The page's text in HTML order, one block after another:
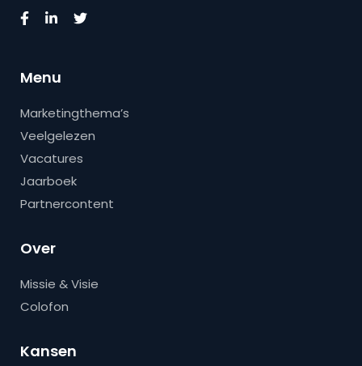
Menu
Marketingthema’s
Veelgelezen
Vacatures
Jaarboek
Partnercontent
Over
Missie & Visie
Colofon
Kansen